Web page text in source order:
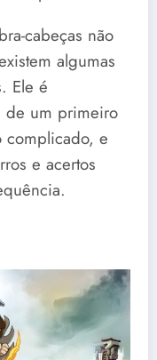
cabeças não
algumas
Ele é
de um primeiro
e
e acertos